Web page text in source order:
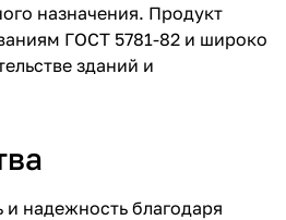
назначения. Продукт
ГОСТ 5781-82 и широко
зданий и
надежность благодаря